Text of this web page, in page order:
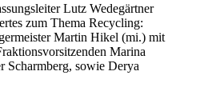
Lutz Wedegärtner
zum Thema Recycling:
Martin Hikel (mi.) mit
Marina
Scharmberg, sowie Derya